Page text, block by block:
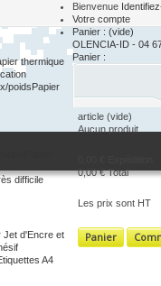
Bienvenue
Votre compte
Panier : (vide)
OLENCIA-ID - 04
Panier :
article (vide)
Aucun produit
0,00 € Total
Les prix sont HT
Panier
thermique
poidsPapier
difficile
Jet d'Encre et
A4